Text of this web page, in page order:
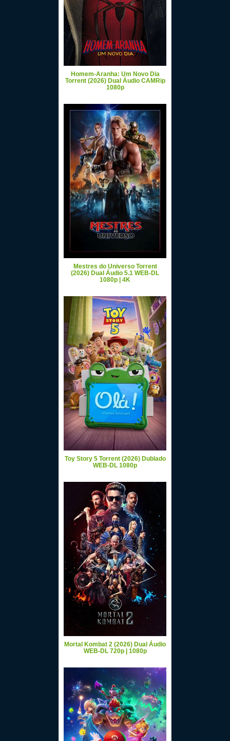
Homem-Aranha: Um Novo Dia
Torrent (2026) Dual Áudio CAMRip
1080p
Mestres do Universo Torrent
(2026) Dual Áudio 5.1 WEB-DL
1080p | 4K
Toy Story 5 Torrent (2026) Dublado
WEB-DL 1080p
Mortal Kombat 2 (2026) Dual Áudio
WEB-DL 720p | 1080p